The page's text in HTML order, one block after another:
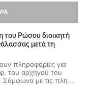
του Ρώσου διοικητή
μετά τη
πληροφορίες για
του αρχηγού του
με τις πλη...